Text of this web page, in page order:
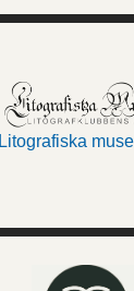
Litografiska